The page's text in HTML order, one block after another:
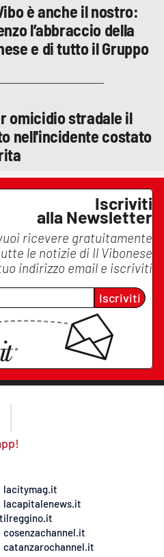
è anche il nostro:
l’abbraccio della
e di tutto il Gruppo
omicidio stradale il
nell'incidente costato
Iscriviti
alla Newsletter
ricevere gratuitamente
le notizie di Il Vibonese
indirizzo email e iscriviti
Iscriviti
lacitymag.it
lacapitalenews.it
ilreggino.it
cosenzachannel.it
catanzarochannel.it